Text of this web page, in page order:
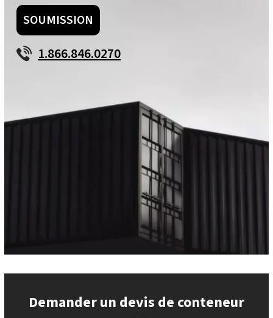
SOUMISSION
1.866.846.0270
Demander un devis de conteneur